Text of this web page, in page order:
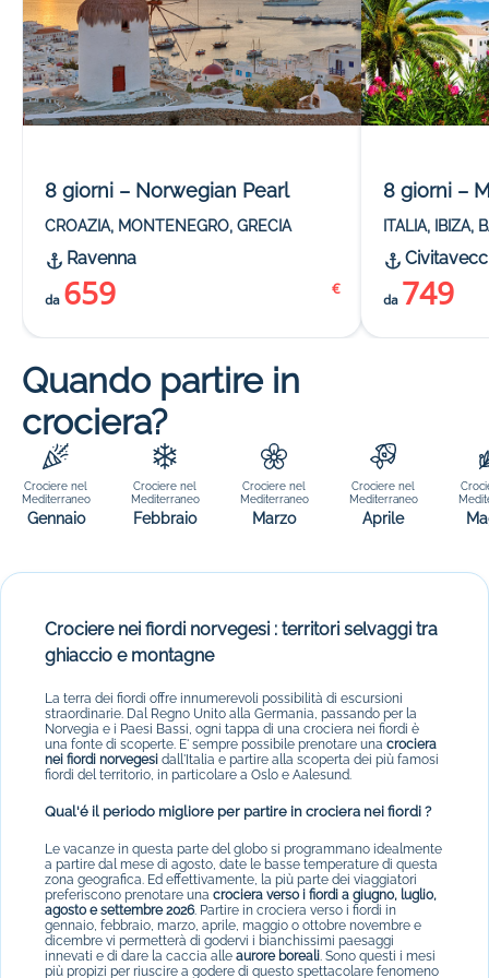
8 giorni – Norwegian Pearl
CROAZIA, MONTENEGRO, GRECIA
Ravenna
da 659 €
8 giorni –
ITALIA, IBIZA,
da 749
Quando partire in
crociera?
Crociere nel
Mediterraneo
Gennaio
Crociere nel
Mediterraneo
Febbraio
Crociere nel
Mediterraneo
Marzo
Crociere nel
Mediterraneo
Aprile
Crociere nei fiordi norvegesi : territori selvaggi tra
ghiaccio e montagne
La terra dei fiordi offre innumerevoli possibilità di escursioni
straordinarie. Dal Regno Unito alla Germania, passando per la
Norvegia e i Paesi Bassi, ogni tappa di una crociera nei fiordi è
una fonte di scoperte. E' sempre possibile prenotare una crociera
nei fiordi norvegesi dall'Italia e partire alla scoperta dei più famosi
fiordi del territorio, in particolare a Oslo e Aalesund.
Qual'é il periodo migliore per partire in crociera nei fiordi ?
Le vacanze in questa parte del globo si programmano idealmente
a partire dal mese di agosto, date le basse temperature di questa
zona geografica. Ed effettivamente, la più parte dei viaggiatori
preferiscono prenotare una crociera verso i fiordi a giugno, luglio,
agosto e settembre 2026. Partire in crociera verso i fiordi in
gennaio, febbraio, marzo, aprile, maggio o ottobre novembre e
dicembre vi permetterà di godervi i bianchissimi paesaggi
innevati e di dare la caccia alle aurore boreali. Sono questi i mesi
più propizi per riuscire a godere di questo spettacolare fenomeno